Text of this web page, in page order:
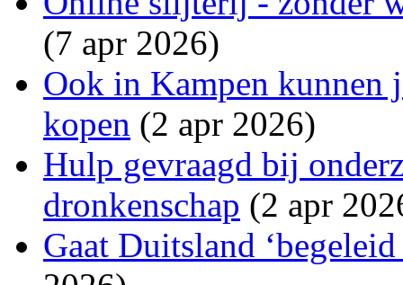
(7 apr 2026)
Ook in Kampen kunnen
kopen (2 apr 2026)
Hulp gevraagd bij
dronkenschap (2 apr
Gaat Duitsland